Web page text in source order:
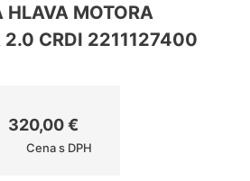
HLAVA MOTORA
2.0 CRDI 2211127400
320,00€
Cena s DPH